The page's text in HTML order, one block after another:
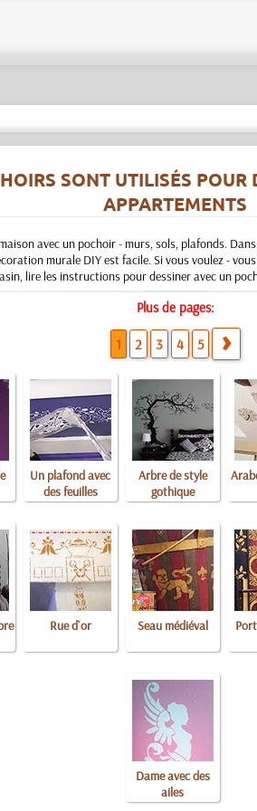
SONT UTILISÉS POUR
APPARTEMENTS
avec un pochoir - murs, sols, plafonds.
murale DIY est facile. Si vous voulez -
lire les instructions pour dessiner avec un
Plus de pages:
1 2 3 4 5
Un plafond avec
des feuilles
Arbre de style
gothique
Rue d`or Seau médiéval
Dame avec des
ailes